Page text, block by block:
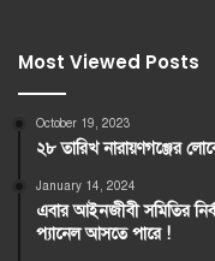
Most Viewed Posts
October 19, 2023
২৮ তারিখ নারায়ণগঞ্জের
January 14, 2024
এবার আইনজীবী সমিতির
প্যানেল আসতে পারে !